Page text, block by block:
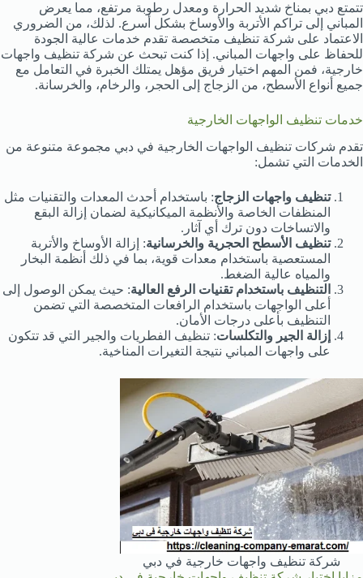
تتمتع دبي بمناخ شديد الحرارة ومعدل رطوبة مرتفع، مما يعرض
المباني إلى تراكم الأتربة والأوساخ بشكل أسرع. لذلك، من الضروري
الاعتماد على شركة تنظيف متخصصة تقدم خدمات عالية الجودة
للحفاظ على واجهات المباني. إذا كنت تبحث عن شركة تنظيف واجهات
خارجية، فمن المهم اختيار فريق مؤهل يمتلك الخبرة في التعامل مع
جميع أنواع الأسطح، من الزجاج إلى الحجر، والرخام، والخرسانة.
خدمات تنظيف الواجهات الخارجية
تقدم شركات تنظيف الواجهات الخارجية في دبي مجموعة متنوعة من
الخدمات التي تشمل:
تنظيف واجهات الزجاج: باستخدام أحدث المعدات والتقنيات مثل
المنظفات الخاصة والأنظمة الميكانيكية لضمان إزالة البقع
والاتساخات دون ترك أي آثار.
تنظيف الأسطح الحجرية والخرسانية: إزالة الأوساخ والأتربة
المستعصية باستخدام معدات قوية، بما في ذلك أنظمة البخار
والمياه عالية الضغط.
التنظيف باستخدام تقنيات الرفع العالية: حيث يمكن الوصول إلى
أعلى الواجهات باستخدام الرافعات المتخصصة التي تضمن
التنظيف بأعلى درجات الأمان.
إزالة الجير والتكلسات: تنظيف الفطريات والجير التي قد تتكون
على واجهات المباني نتيجة التغيرات المناخية.
شركة تنظيف واجهات خارجية في دبي